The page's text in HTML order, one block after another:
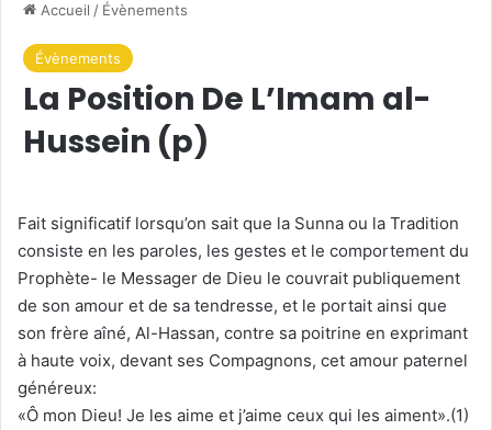
Accueil / Évènements
Évènements
La Position De L’Imam al-
Hussein (p)
Fait significatif lorsqu’on sait que la Sunna ou la Tradition
consiste en les paroles, les gestes et le comportement du
Prophète- le Messager de Dieu le couvrait publiquement
de son amour et de sa tendresse, et le portait ainsi que
son frère aîné, Al-Hassan, contre sa poitrine en exprimant
à haute voix, devant ses Compagnons, cet amour paternel
généreux:
«Ô mon Dieu! Je les aime et j’aime ceux qui les aiment».(1)